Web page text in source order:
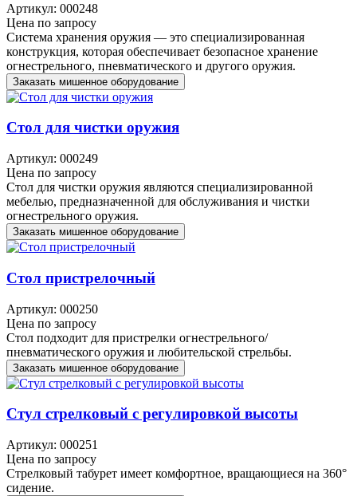
Артикул: 000248
Цена по запросу
Система хранения оружия — это специализированная
конструкция, которая обеспечивает безопасное хранение
огнестрельного, пневматического и другого оружия.
Заказать мишенное оборудование
Стол для чистки оружия
Артикул: 000249
Цена по запросу
Стол для чистки оружия являются специализированной
мебелью, предназначенной для обслуживания и чистки
огнестрельного оружия.
Заказать мишенное оборудование
Стол пристрелочный
Артикул: 000250
Цена по запросу
Стол подходит для пристрелки огнестрельного/
пневматического оружия и любительской стрельбы.
Заказать мишенное оборудование
Стул стрелковый с регулировкой высоты
Артикул: 000251
Цена по запросу
Стрелковый табурет имеет комфортное, вращающиеся на 360°
сидение.